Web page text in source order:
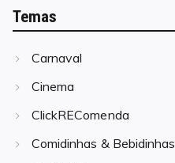
Temas
Carnaval
Cinema
ClickREComenda
Comidinhas & Bebidinhas